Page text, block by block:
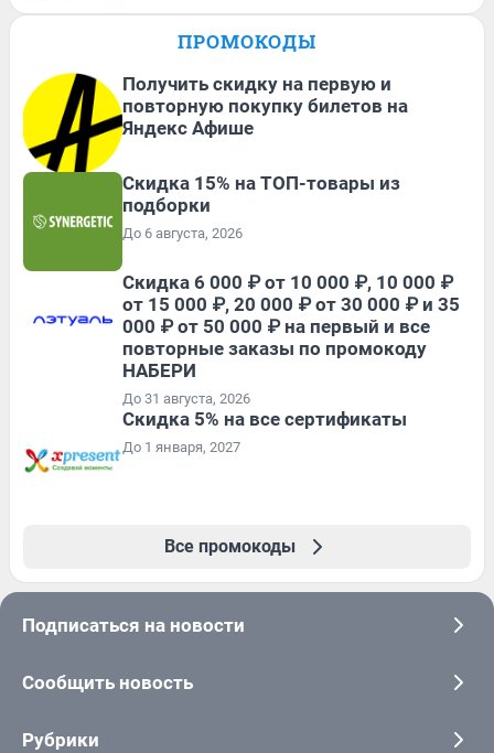
ПРОМОКОДЫ
Получить скидку на первую и
повторную покупку билетов на
Яндекс Афише
Скидка 15% на ТОП-товары из
подборки
До 6 августа, 2026
Скидка 6 000 ₽ от 10 000 ₽, 10 000 ₽
от 15 000 ₽, 20 000 ₽ от 30 000 ₽ и 35
000 ₽ от 50 000 ₽ на первый и все
повторные заказы по промокоду
НАБЕРИ
До 31 августа, 2026
Скидка 5% на все сертификаты
До 1 января, 2027
Все промокоды
Подписаться на новости
Сообщить новость
Рубрики